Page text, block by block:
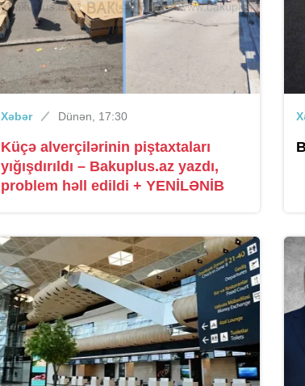
Xəbər Dünən, 17:30
Küçə alverçilərinin piştaxtaları
yığışdırıldı – Bakuplus.az yazdı,
problem həll edildi + YENİLƏNİB